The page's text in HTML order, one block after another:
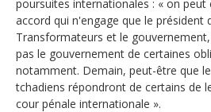
poursuites internationales : « on peut
accord qui n'engage que le président
Transformateurs et le
pas le gouvernement de certaines
notamment. Demain, peut-être que
tchadiens répondront de certains de
cour pénale internationale ».